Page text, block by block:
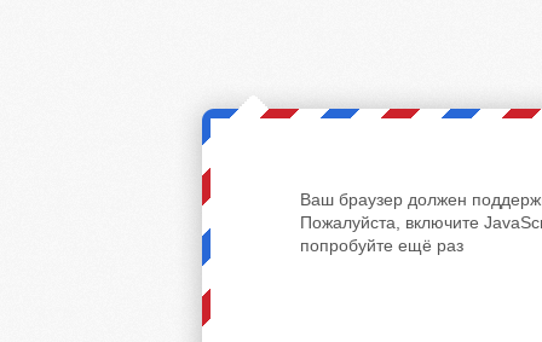
Ваш браузер должен
Пожалуйста, включите
попробуйте ещё раз